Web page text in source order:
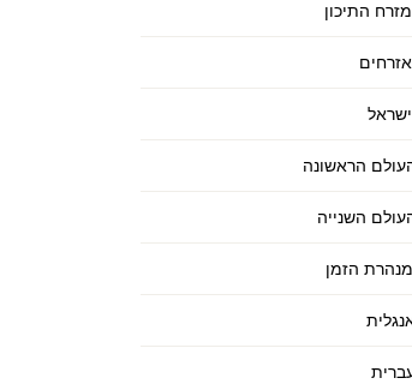
התיכון
הראשונה
השנייה
הזמן